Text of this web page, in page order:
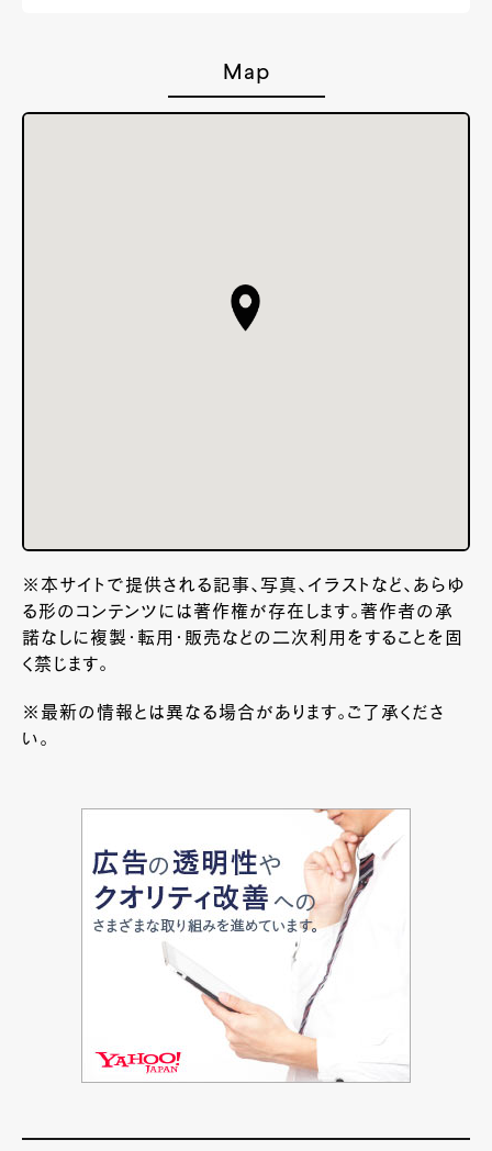
Map
※本サイトで提供される記事、写真、イラストなど、あらゆ
る形のコンテンツには著作権が存在します。著作者の承
諾なしに複製・転用・販売などの二次利用をすることを固
く禁じます。
※最新の情報とは異なる場合があります。ご了承くださ
い。